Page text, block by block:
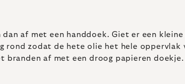
af met een handdoek. Giet er een
rond zodat de hete olie het hele oppervlak
branden af met een droog papieren doekje.